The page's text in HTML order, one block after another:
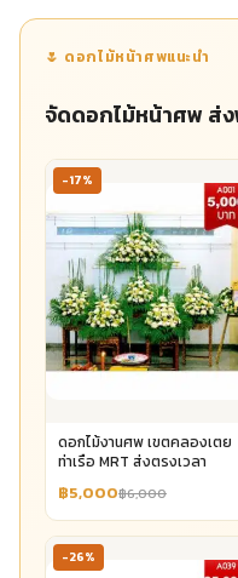
🌷 ดอกไม้หน้าศพแนะนำ
จัดดอกไม้หน้าศพ ส่
-17%
ดอกไม้งานศพ เขตคลองเตย
ท่าเรือ MRT ส่งตรงเวลา
฿5,000฿6,000
-26%